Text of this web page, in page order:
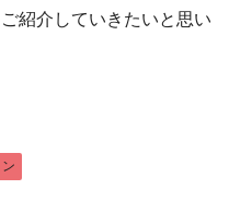
紹介していきたいと思い